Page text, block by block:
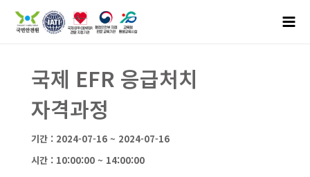
국제 EFR 응급처치
자격과정
기간 : 2024-07-16 ~ 2024-07-16
시간 : 10:00:00 ~ 14:00:00